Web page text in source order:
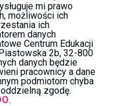
mi prawo
możliwości ich
ich
danych
Centrum Edukacji
2b, 32-800
danych będzie
pracownicy a dane
podmiotom chyba
zgodę.
.